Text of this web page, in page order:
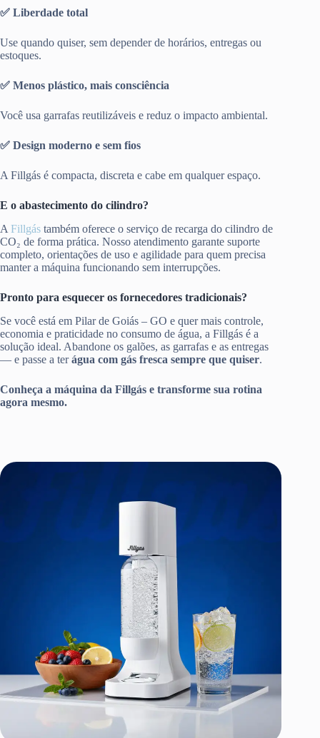
✅ Liberdade total
Use quando quiser, sem depender de horários, entregas ou
estoques.
✅ Menos plástico, mais consciência
Você usa garrafas reutilizáveis e reduz o impacto ambiental.
✅ Design moderno e sem fios
A Fillgás é compacta, discreta e cabe em qualquer espaço.
E o abastecimento do cilindro?
A Fillgás também oferece o serviço de recarga do cilindro de
CO₂ de forma prática. Nosso atendimento garante suporte
completo, orientações de uso e agilidade para quem precisa
manter a máquina funcionando sem interrupções.
Pronto para esquecer os fornecedores tradicionais?
Se você está em Pilar de Goiás – GO e quer mais controle,
economia e praticidade no consumo de água, a Fillgás é a
solução ideal. Abandone os galões, as garrafas e as entregas
— e passe a terágua com gás fresca sempre que quiser.
Conheça a máquina da Fillgás e transforme sua rotina
agora mesmo.